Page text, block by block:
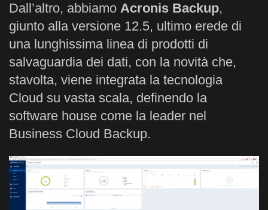
Dall’altro, abbiamo Acronis Backup,
giunto alla versione 12.5, ultimo erede di
una lunghissima linea di prodotti di
salvaguardia dei dati, con la novità che,
stavolta, viene integrata la tecnologia
Cloud su vasta scala, definendo la
software house come la leader nel
Business Cloud Backup.